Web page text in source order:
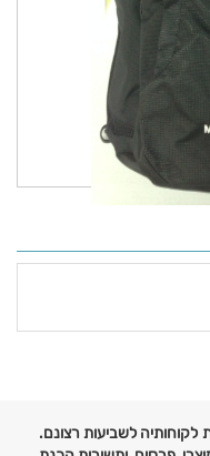
משרתת את לקוחותיה לשביעות רצונם.